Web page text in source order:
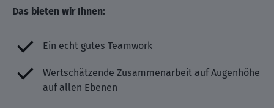
Das bieten wir Ihnen:
Ein echt gutes Teamwork
Wertschätzende Zusammenarbeit auf Augenhöhe
auf allen Ebenen